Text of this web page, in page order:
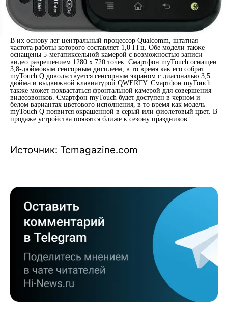
В их основу лег центральный процессор Qualcomm, штатная
частота работы которого составляет 1,0 ГГц. Обе модели также
оснащены 5-мегапиксельной камерой с возможностью записи
видео разрешением 1280 х 720 точек. Смартфон myTouch оснащен
3,8-дюймовым сенсорным дисплеем, в то время как его собрат
myTouch Q довольствуется сенсорным экраном с диагональю 3,5
дюйма и выдвижной клавиатурой QWERTY. Смартфон myTouch
также может похвастаться фронтальной камерой для совершения
видеозвонков. Смартфон myTouch будет доступен в черном и
белом вариантах цветового исполнения, в то время как модель
myTouch Q появится окрашенной в серый или фиолетовый цвет. В
продаже устройства появятся ближе к сезону праздников.
Источник: Tcmagazine.com